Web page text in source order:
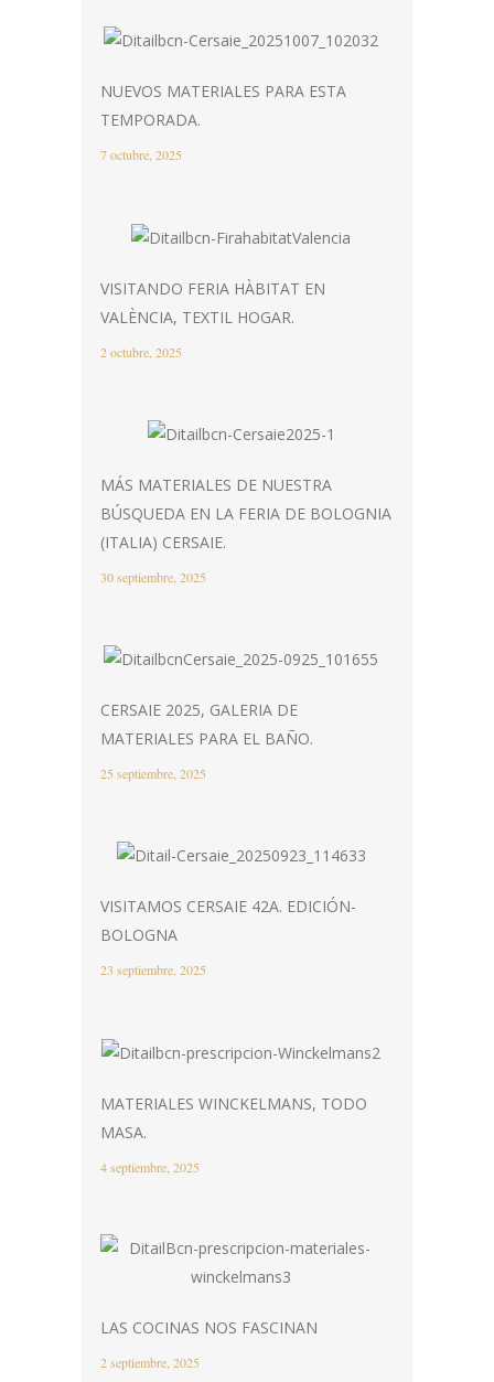
NUEVOS MATERIALES PARA ESTA
TEMPORADA.
7 octubre, 2025
VISITANDO FERIA HÀBITAT EN
VALÈNCIA, TEXTIL HOGAR.
2 octubre, 2025
MÁS MATERIALES DE NUESTRA
BÚSQUEDA EN LA FERIA DE BOLOGNIA
(ITALIA) CERSAIE.
30 septiembre, 2025
CERSAIE 2025, GALERIA DE
MATERIALES PARA EL BAÑO.
25 septiembre, 2025
VISITAMOS CERSAIE 42A. EDICIÓN-
BOLOGNA
23 septiembre, 2025
MATERIALES WINCKELMANS, TODO
MASA.
4 septiembre, 2025
LAS COCINAS NOS FASCINAN
2 septiembre, 2025